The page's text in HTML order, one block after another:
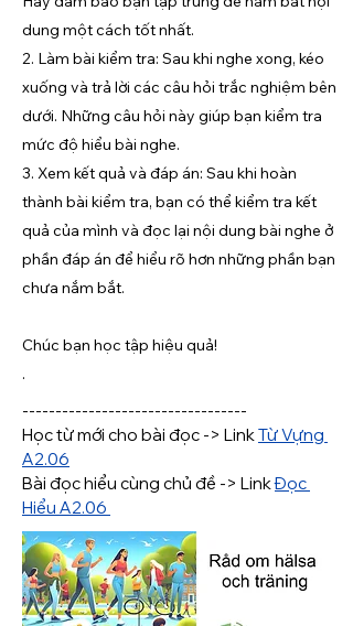
dung một cách tốt nhất.
2. Làm bài kiểm tra: Sau khi nghe xong, kéo
xuống và trả lời các câu hỏi trắc nghiệm bên
dưới. Những câu hỏi này giúp bạn kiểm tra
mức độ hiểu bài nghe.
3. Xem kết quả và đáp án: Sau khi hoàn
thành bài kiểm tra, bạn có thể kiểm tra kết
quả của mình và đọc lại nội dung bài nghe ở
phần đáp án để hiểu rõ hơn những phần bạn
chưa nắm bắt.
Chúc bạn học tập hiệu quả!
.
----------------------------------
Học từ mới cho bài đọc -> LinkTừ Vựng
A2.06
Bài đọc hiểu cùng chủ đề -> Link Đọc
Hiểu A2.06